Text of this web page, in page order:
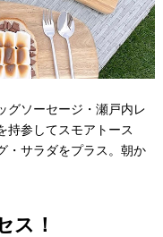
グソーセージ・瀬戸内レ
持参してスモアトース
・サラダをプラス。朝か
ス！